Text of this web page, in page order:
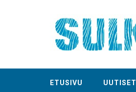
ETUSIVU UUTISET